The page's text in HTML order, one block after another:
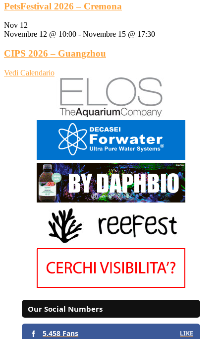
PetsFestival 2026 – Cremona
Nov 12
Novembre 12 @ 10:00 - Novembre 15 @ 17:30
CIPS 2026 – Guangzhou
Vedi Calendario
Our Social Numbers
5.458 Fans LIKE